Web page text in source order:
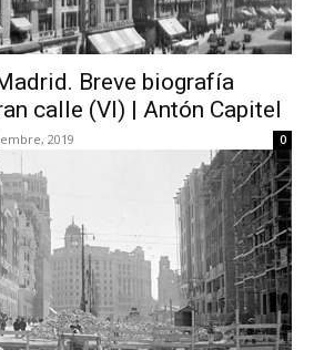
Breve biografía
calle (VI) | Antón Capitel
2019 0